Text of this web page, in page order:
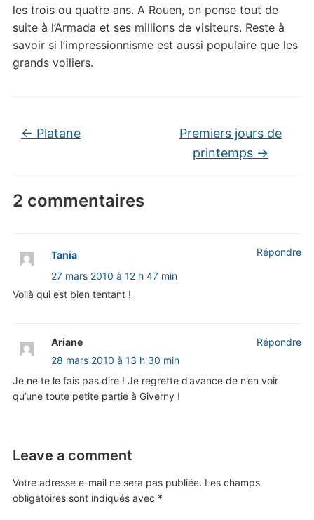
les trois ou quatre ans. A Rouen, on pense tout de
suite à l’Armada et ses millions de visiteurs. Reste à
savoir si l’impressionnisme est aussi populaire que les
grands voiliers.
← Platane
Premiers jours de
printemps →
2 commentaires
Tania
27 mars 2010 à 12 h 47 min
Voilà qui est bien tentant !
Répondre
Ariane
28 mars 2010 à 13 h 30 min
Je ne te le fais pas dire ! Je regrette d’avance de n’en voir
qu’une toute petite partie à Giverny !
Répondre
Leave a comment
Votre adresse e-mail ne sera pas publiée. Les champs
obligatoires sont indiqués avec *